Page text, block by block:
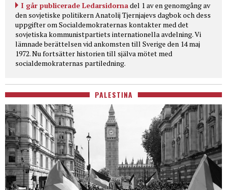
I går publicerade Ledarsidornadel 1 av en genomgång av
den sovjetiske politikern Anatolij Tjernjajevs dagbok och dess
uppgifter om Socialdemokraternas kontakter med det
sovjetiska kommunistpartiets internationella avdelning. Vi
lämnade berättelsen vid ankomsten till Sverige den 14 maj
1972. Nu fortsätter historien till själva mötet med
socialdemokraternas partiledning.
PALESTINA